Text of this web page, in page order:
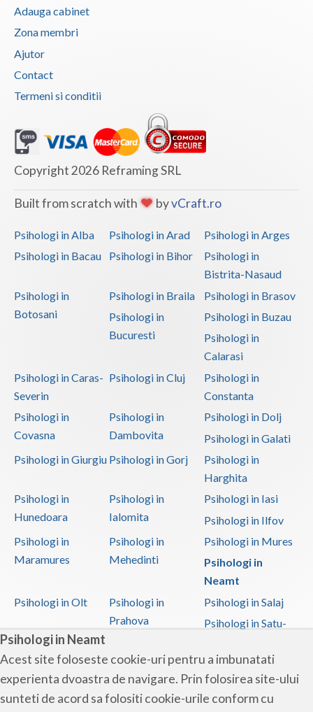
Psihologi in Neamt
Acest site foloseste cookie-uri pentru a imbunatati
experienta dvoastra de navigare. Prin folosirea site-ului
sunteti de acord sa folositi cookie-urile conform cu
Adauga cabinet
Zona membri
Ajutor
Contact
Termeni si conditii
Copyright 2026 Reframing SRL
Built from scratch with byvCraft.ro
Psihologi in Alba Psihologi in Arad
Psihologi in Arges
Psihologi in Bacau
Psihologi in Bihor
Psihologi in
Bistrita-Nasaud
Psihologi in
Botosani
Psihologi in Braila
Psihologi in Brasov
Psihologi in
Bucuresti
Psihologi in Buzau
Psihologi in
Calarasi
Psihologi in Caras-
Severin
Psihologi in Cluj
Psihologi in
Constanta
Psihologi in
Covasna
Psihologi in
Dambovita
Psihologi in Dolj
Psihologi in Galati
Psihologi in Giurgiu Psihologi in Gorj
Psihologi in
Harghita
Psihologi in
Hunedoara
Psihologi in
Ialomita
Psihologi in Iasi
Psihologi in Ilfov
Psihologi in
Maramures
Psihologi in
Mehedinti
Psihologi in Mures
Psihologi in
Neamt
Psihologi in Olt
Psihologi in
Prahova
Psihologi in Salaj
Psihologi in Satu-
Psihologi in Sibiu
Psihologi in
Suceava
Psihologi in
Teleorman
Psihologi in Timis
Psihologi in Tulcea Psihologi in Valcea